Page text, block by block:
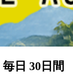
日 30日間